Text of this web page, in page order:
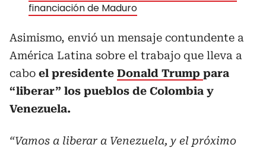
financiación de Maduro
Asimismo, envió un mensaje contundente a
América Latina sobre el trabajo que lleva a
cabo el presidente Donald Trump para
“liberar” los pueblos de Colombia y
Venezuela.
“Vamos a liberar a Venezuela, y el próximo